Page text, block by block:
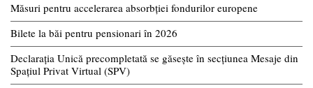
Măsuri pentru accelerarea absorbției fondurilor europene
Bilete la băi pentru pensionari în 2026
Declarația Unică precompletată se găsește în secțiunea Mesaje din
Spațiul Privat Virtual (SPV)